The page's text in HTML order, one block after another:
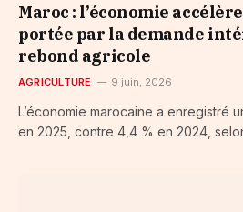
Maroc : l’économie
portée par la demande
rebond agricole
AGRICULTURE 9 juin, 2026
L’économie marocaine a enregistré
en 2025, contre 4,4 % en 2024,